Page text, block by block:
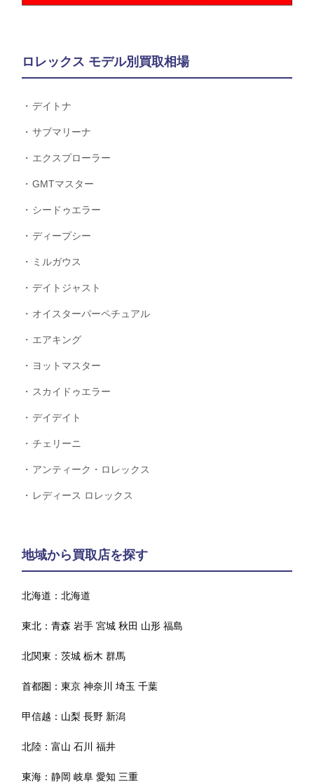
ロレックス モデル別買取相場
デイトナ
サブマリーナ
エクスプローラー
GMTマスター
シードゥエラー
ディープシー
ミルガウス
デイトジャスト
オイスターパーペチュアル
エアキング
ヨットマスター
スカイドゥエラー
デイデイト
チェリーニ
アンティーク・ロレックス
レディース ロレックス
地域から買取店を探す
北海道：北海道
東北：青森 岩手 宮城 秋田 山形 福島
北関東：茨城 栃木 群馬
首都圏：東京 神奈川 埼玉 千葉
甲信越： 山梨 長野 新潟
北陸：富山 石川 福井
東海：静岡 岐阜 愛知 三重